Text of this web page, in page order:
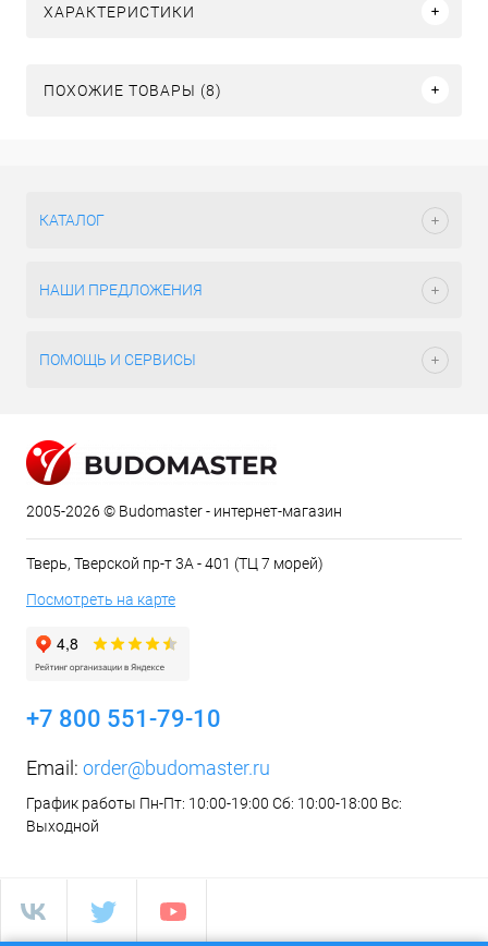
ХАРАКТЕРИСТИКИ
ПОХОЖИЕ ТОВАРЫ (8)
КАТАЛОГ
НАШИ ПРЕДЛОЖЕНИЯ
ПОМОЩЬ И СЕРВИСЫ
2005-2026 © Budomaster - интернет-магазин
Тверь, Тверской пр-т 3А - 401 (ТЦ 7 морей)
Посмотреть на карте
+7 800 551-79-10
Email: order@budomaster.ru
График работы Пн-Пт: 10:00-19:00 Сб: 10:00-18:00 Вс:
Выходной